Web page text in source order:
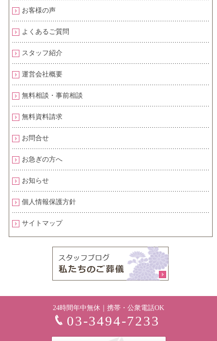
お客様の声
よくあるご質問
スタッフ紹介
運営会社概要
無料相談・事前相談
無料資料請求
お問合せ
お急ぎの方へ
お知らせ
個人情報保護方針
サイトマップ
24時間年中無休｜携帯・公衆電話OK
03-3494-7233